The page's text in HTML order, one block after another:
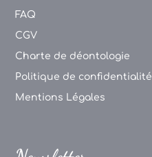
FAQ
CGV
Charte de déontologie
Politique de confidentialité
Mentions Légales